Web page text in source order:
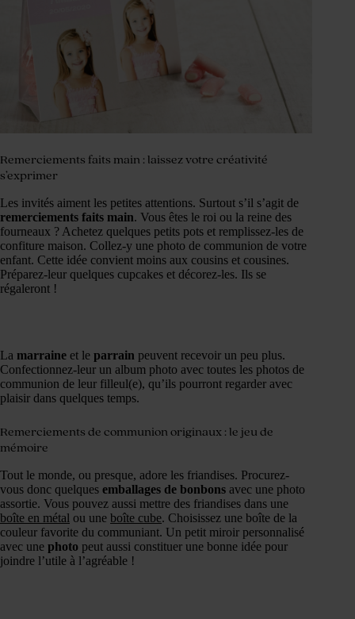
Remerciements faits main : laissez votre créativité
s’exprimer
Les invités aiment les petites attentions. Surtout s’il s’agit de
remerciements faits main. Vous êtes le roi ou la reine des
fourneaux ? Achetez quelques petits pots et remplissez-les de
confiture maison. Collez-y une photo de communion de votre
enfant. Cette idée convient moins aux cousins et cousines.
Préparez-leur quelques cupcakes et décorez-les. Ils se
régaleront !
La marraine et le parrain peuvent recevoir un peu plus.
Confectionnez-leur un album photo avec toutes les photos de
communion de leur filleul(e), qu’ils pourront regarder avec
plaisir dans quelques temps.
Remerciements de communion originaux : le jeu de
mémoire
Tout le monde, ou presque, adore les friandises. Procurez-
vous donc quelques emballages de bonbons avec une photo
assortie. Vous pouvez aussi mettre des friandises dans une
boîte en métal ou une boîte cube. Choisissez une boîte de la
couleur favorite du communiant. Un petit miroir personnalisé
avec une photo peut aussi constituer une bonne idée pour
joindre l’utile à l’agréable !